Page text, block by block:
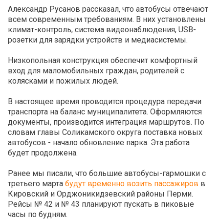
Александр Русанов рассказал, что автобусы отвечают
всем современным требованиям. В них установлены
климат-контроль, система видеонаблюдения, USB-
розетки для зарядки устройств и медиасистемы.
Низкопольная конструкция обеспечит комфортный
вход для маломобильных граждан, родителей с
колясками и пожилых людей.
В настоящее время проводится процедура передачи
транспорта на баланс муниципалитета. Оформляются
документы, производится интеграция маршрутов. По
словам главы Соликамского округа поставка новых
автобусов - начало обновление парка. Эта работа
будет продолжена.
Ранее мы писали, что большие автобусы-гармошки с
третьего марта будут временно возить пассажиров в
Кировский и Орджоникидзевский районы Перми.
Рейсы № 42 и № 43 планируют пускать в пиковые
часы по будням.